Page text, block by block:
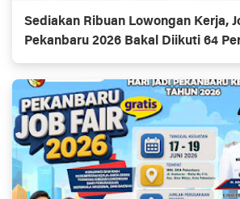
Sediakan Ribuan Lowongan Kerja,
Pekanbaru 2026 Bakal Diikuti 64